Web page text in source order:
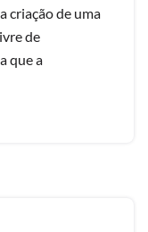
criação de uma
de
que a